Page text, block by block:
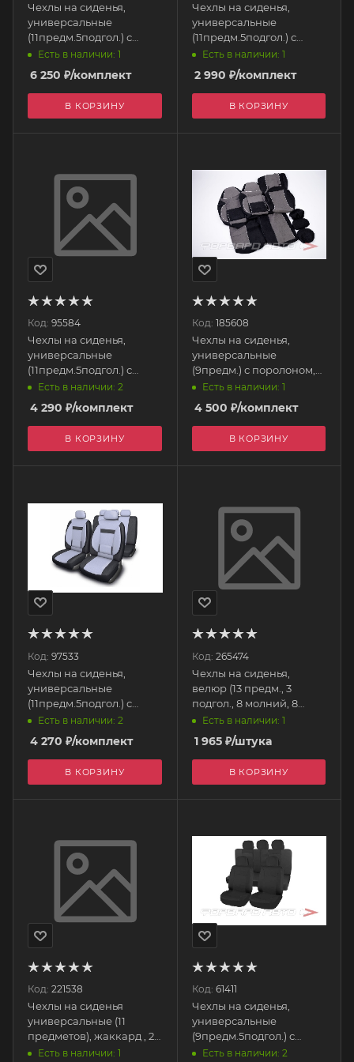
Чехлы на сиденья,
универсальные
(11предм.5подгол.) с
поролоном, экокожа
"Protect Plus- 9"(Drive-4)
черный S01301017
SKYWAY
Есть в наличии: 1
6 250 ₽/комплект
В КОРЗИНУ
Чехлы на сиденья,
универсальные
(11предм.5подгол.) с
поролоном, экокожа
"Prestige-5" черный
S01301015 SKYWAY
Есть в наличии: 1
2 990 ₽/комплект
В КОРЗИНУ
Код: 95584
Чехлы на сиденья,
универсальные
(11предм.5подгол.) с
поролоном, полиэстер
"Protect Plus-1" черно/
темно-серый S01301048
SKYWAY
Есть в наличии: 2
4 290 ₽/комплект
В КОРЗИНУ
Код: 185608
Чехлы на сиденья,
универсальные
(9предм.) с поролоном,
полиэстер "Protect-1"
черно/серый S01301033
SKYWAY
Есть в наличии: 1
4 500 ₽/комплект
В КОРЗИНУ
Код: 97533
Чехлы на сиденья,
универсальные
(11предм.5подгол.) с
поролоном, полиэстер
"Protect Plus-1" черно/
серый S01301047
SKYWAY
Есть в наличии: 2
4 270 ₽/комплект
В КОРЗИНУ
Код: 265474
Чехлы на сиденья,
велюр (13 предм., 3
подгол., 8 молний, 8
торцев. клапанов,
задний ряд)
ТРАНСФОРМЕРЫ TRS-
002 BK/D.GY AUTOPROFI
Есть в наличии: 1
1 965₽/штука
В КОРЗИНУ
Код: 221538
Чехлы на сиденья
универсальные (11
предметов), жаккард , 2
мм поролон, "ARROW",
Есть в наличии: 1
Код: 61411
Чехлы на сиденья,
универсальные
(9предм.5подгол.) с
поролоном, трикотаж
Есть в наличии: 2